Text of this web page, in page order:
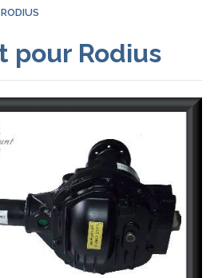
pour Rodius